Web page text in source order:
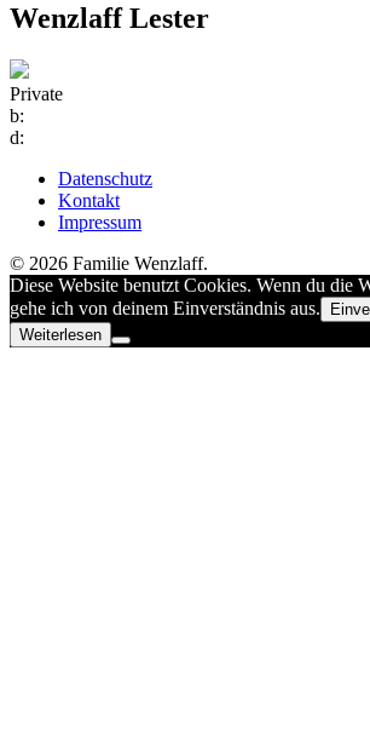
Wenzlaff Lester
Private
b:
d:
Datenschutz
Kontakt
Impressum
© 2026 Familie Wenzlaff.
Diese Website benutzt Cookies. Wenn du die
gehe ich von deinem Einverständnis aus.
Weiterlesen